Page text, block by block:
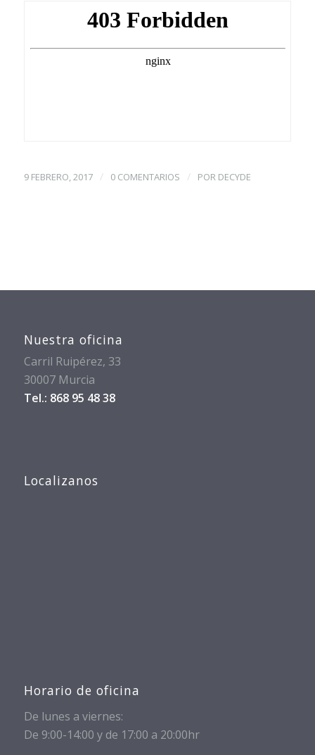
9 FEBRERO, 2017 / 0 COMENTARIOS / POR DECYDE
Nuestra oficina
Carril Ruipérez, 33
30007 Murcia
Tel.: 868 95 48 38
Localizanos
Horario de oficina
De lunes a viernes:
De 9:00-14:00 y de 17:00 a 20:00hr